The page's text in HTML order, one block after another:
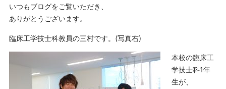
いつもブログをご覧いただき、
ありがとうございます。
臨床工学技士科教員の三村です。(写真右)
本校の臨床工
学技士科1年
生が、